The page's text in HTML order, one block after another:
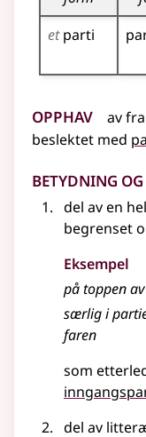
etparti
Opphav av
beslektet med
Betydning
del av en
begrenset
Eksempel
på toppen
særlig i
faren
som
del av